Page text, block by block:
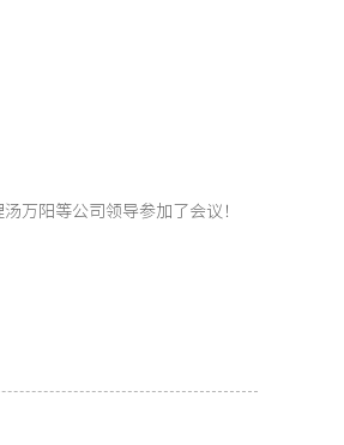
万阳等公司领导参加了会议！